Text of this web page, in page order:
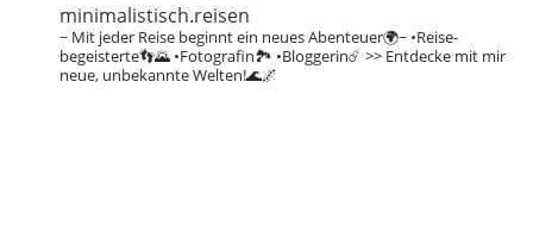
minimalistisch.reisen
~ Mit jeder Reise beginnt ein neues Abenteuer🌍~ •Reise-
begeisterte👣🌄 •Fotografin🏞️ •Bloggerin☄️ >> Entdecke mit mir
neue, unbekannte Welten!🌊🌌